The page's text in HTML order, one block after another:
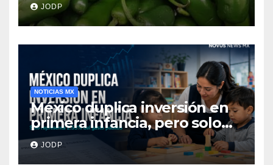
hospitalizados
JODP
NOTICIAS MX
México duplica inversión en
primera infancia, pero solo
destina 2.53% del gasto
público
JODP